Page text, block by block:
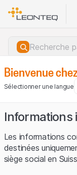
Bienvenue
Sélectionner une langue
Les informations
destinées
siège social en